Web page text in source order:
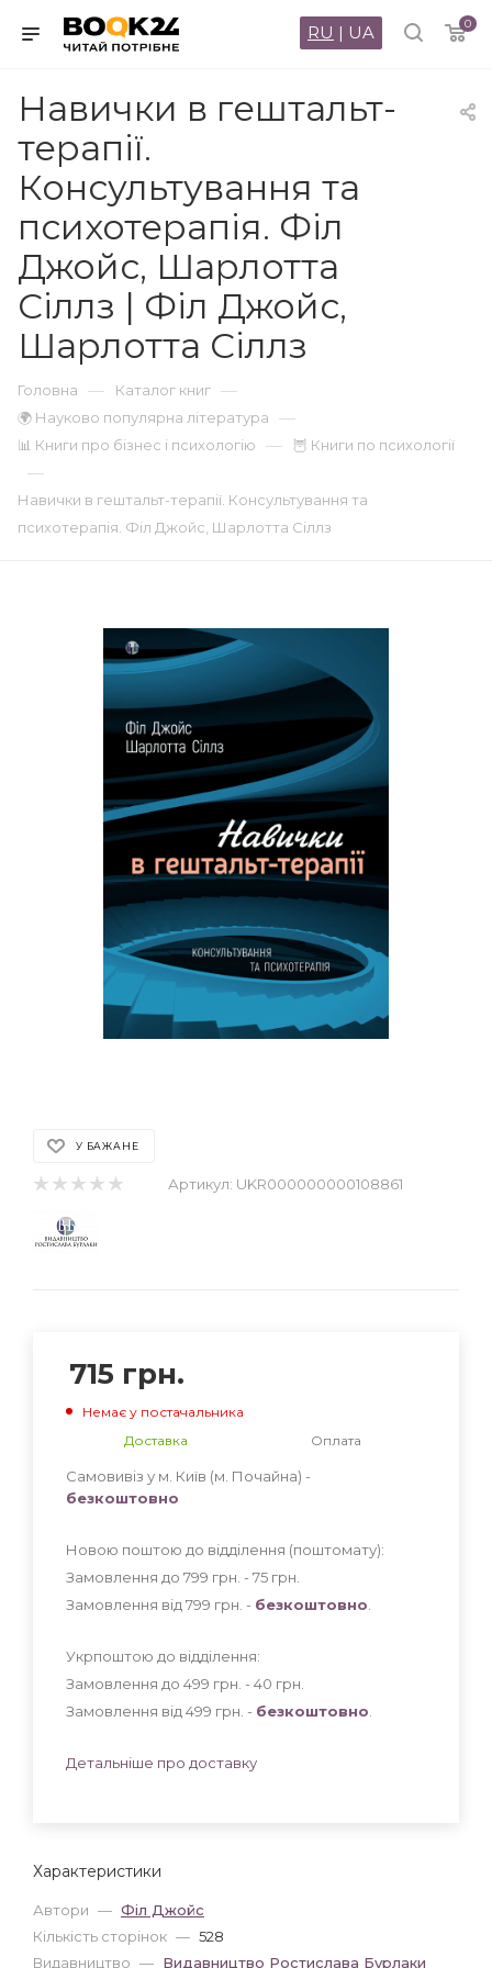
0
RU | UA
Навички в гештальт-
терапії.
Консультування та
психотерапія. Філ
Джойс, Шарлотта
Сіллз | Філ Джойс,
Шарлотта Сіллз
Головна — Каталог книг —
🌍 Науково популярна література —
📊 Книги про бізнес і психологію — 🦉 Книги по психології
—
Навички в гештальт-терапії. Консультування та
психотерапія. Філ Джойс, Шарлотта Сіллз
У БАЖАНЕ
Артикул: UKR000000000108861
Характеристики
Автори — Філ Джойс
Кількість сторінок — 528
Видавництво — Видавництво Ростислава Бурлаки
715 грн.
Немає у постачальника
Доставка
Оплата
Самовивіз у м. Київ (м. Почайна) -
безкоштовно
Новою поштою до відділення (поштомату):
Замовлення до 799 грн. - 75 грн
Замовлення від 799 грн. - безкоштовно
Укрпоштою до відділення:
Замовлення до 499 грн. - 40 грн
Замовлення від 499 грн. - безкоштовно
Детальніше про доставку